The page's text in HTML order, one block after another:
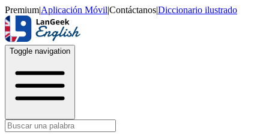
Premium|Aplicación Móvil|Contáctanos|Diccionario ilustrado
Toggle navigation